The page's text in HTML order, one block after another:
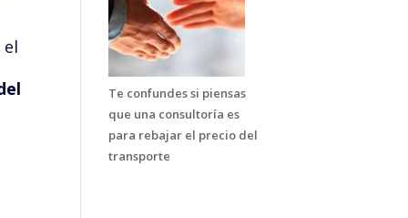
Te confundes si piensas
que una consultoría es
para rebajar el precio del
transporte